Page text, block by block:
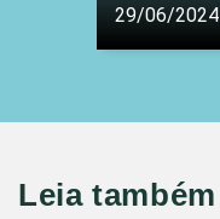
29/06/2024
Leia também